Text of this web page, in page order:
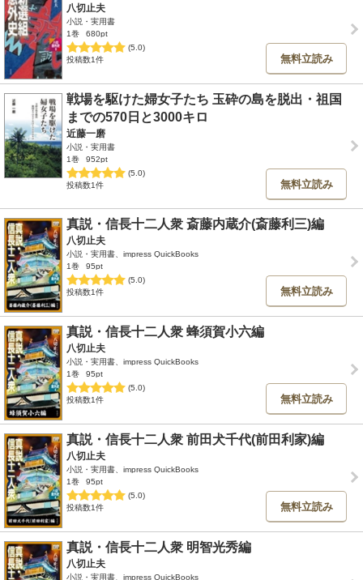
八切止夫
小説・実用書
1巻
680pt
(5.0)
投稿数1件
無料立読み
戦場を駆けた婦女子たち 玉砕の島を脱出・祖国
までの570日と3000キロ
近藤一磨
小説・実用書
1巻
952pt
(5.0)
投稿数1件
無料立読み
真説・信長十二人衆 斎藤内蔵介(斎藤利三)編
八切止夫
小説・実用書、impress QuickBooks
1巻
95pt
(5.0)
投稿数1件
無料立読み
真説・信長十二人衆 蜂須賀小六編
八切止夫
小説・実用書、impress QuickBooks
1巻
95pt
(5.0)
投稿数1件
無料立読み
真説・信長十二人衆 前田犬千代(前田利家)編
八切止夫
小説・実用書、impress QuickBooks
1巻
95pt
(5.0)
投稿数1件
無料立読み
真説・信長十二人衆 明智光秀編
八切止夫
小説・実用書、impress QuickBooks